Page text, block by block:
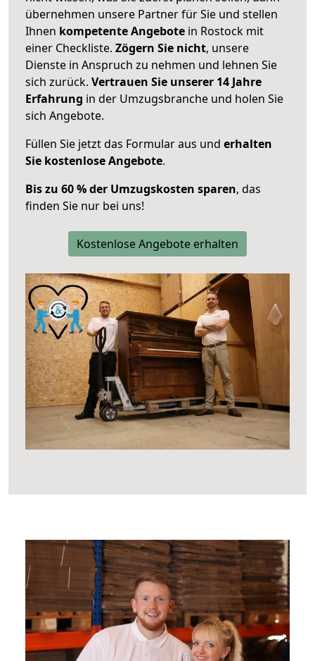
übernehmen unsere Partner für Sie und stellen
Ihnen kompetente Angebote in Rostock mit
einer Checkliste. Zögern Sie nicht, unsere
Dienste in Anspruch zu nehmen und lehnen Sie
sich zurück. Vertrauen Sie unserer 14 Jahre
Erfahrung in der Umzugsbranche und holen Sie
sich Angebote.
Füllen Sie jetzt das Formular aus und erhalten
Sie kostenlose Angebote.
Bis zu 60 % der Umzugskosten sparen, das
finden Sie nur bei uns!
Kostenlose Angebote erhalten